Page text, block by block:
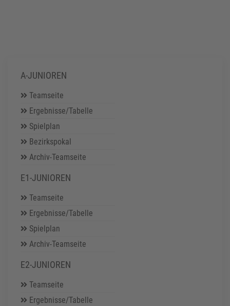
A-JUNIOREN
Teamseite
Ergebnisse/Tabelle
Spielplan
Bezirkspokal
Archiv-Teamseite
E1-JUNIOREN
Teamseite
Ergebnisse/Tabelle
Spielplan
Archiv-Teamseite
E2-JUNIOREN
Teamseite
Ergebnisse/Tabelle